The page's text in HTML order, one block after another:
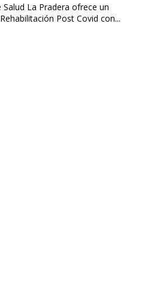
La Pradera ofrece un
Post Covid con...